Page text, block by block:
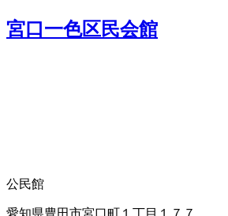
宮口一色区民会館
公民館